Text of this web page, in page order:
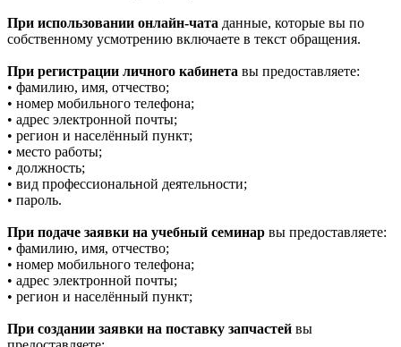
При использовании онлайн-чата данные, которые вы по
собственному усмотрению включаете в текст обращения.
При регистрации личного кабинета вы предоставляете:
• фамилию, имя, отчество;
• номер мобильного телефона;
• адрес электронной почты;
• регион и населённый пункт;
• место работы;
• должность;
• вид профессиональной деятельности;
• пароль.
При подаче заявки на учебный семинар вы предоставляете:
• фамилию, имя, отчество;
• номер мобильного телефона;
• адрес электронной почты;
• регион и населённый пункт;
При создании заявки на поставку запчастей вы